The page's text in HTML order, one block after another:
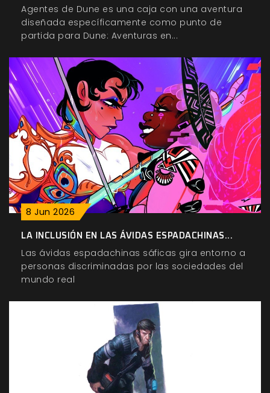
Agentes de Dune es una caja con una aventura
diseñada específicamente como punto de
partida para Dune: Aventuras en...
8 Jun 2026
LA INCLUSIÓN EN LAS ÁVIDAS ESPADACHINAS...
Las ávidas espadachinas sáficas gira entorno a
personas discriminadas por las sociedades del
mundo real